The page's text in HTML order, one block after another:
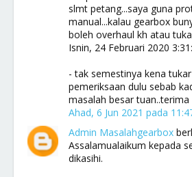
slmt petang...saya guna
manual...kalau gearbox
boleh overhaul kh atau
Isnin, 24 Februari 2020
- tak semestinya kena
pemeriksaan dulu sebab
masalah besar tuan..terima
Ahad, 6 Jun 2021 pada
Admin Masalahgearbox
Assalamualaikum kepada
dikasihi.